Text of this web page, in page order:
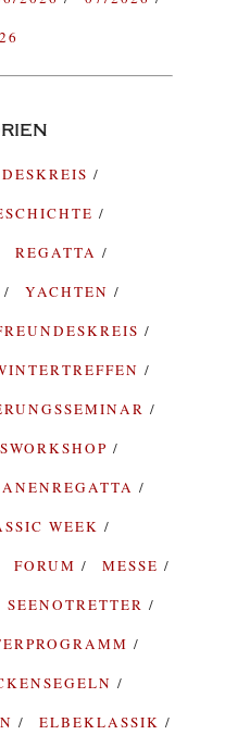
REGATTA
YACHTEN
WEEK
FORUM
MESSE
SEENOTRETTER
ELBEKLASSIK